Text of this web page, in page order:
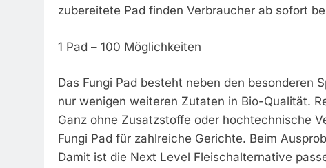
zubereitete Pad finden Verbraucher ab sofort
1 Pad – 100 Möglichkeiten
Das Fungi Pad besteht neben den besonderen
nur wenigen weiteren Zutaten in Bio-Qualität.
Ganz ohne Zusatzstoffe oder hochtechnische
Fungi Pad für zahlreiche Gerichte. Beim
Damit ist die Next Level Fleischalternative